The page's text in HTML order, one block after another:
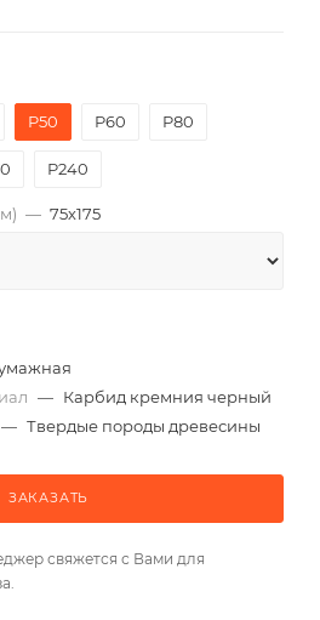
P50 P60 P80
P240
— 75х175
— Карбид кремния черный
— Твердые породы древесины
ЗАКАЗАТЬ
свяжется с Вами для